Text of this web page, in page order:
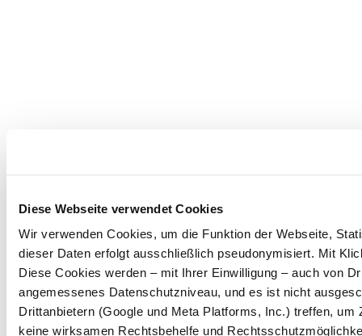
Diese Webseite verwendet Cookies
Wir verwenden Cookies, um die Funktion der Webseite,
dieser Daten erfolgt ausschließlich pseudonymisiert. Mit
Diese Cookies werden – mit Ihrer Einwilligung – auch von
angemessenes Datenschutzniveau, und es ist nicht
Drittanbietern (Google und Meta Platforms, Inc.) treffen,
keine wirksamen Rechtsbehelfe und